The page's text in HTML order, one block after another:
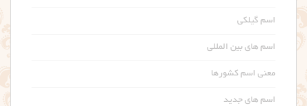
اسم گیلکی
اسم های بین المللی
معنی اسم کشورها
اسم های جدید